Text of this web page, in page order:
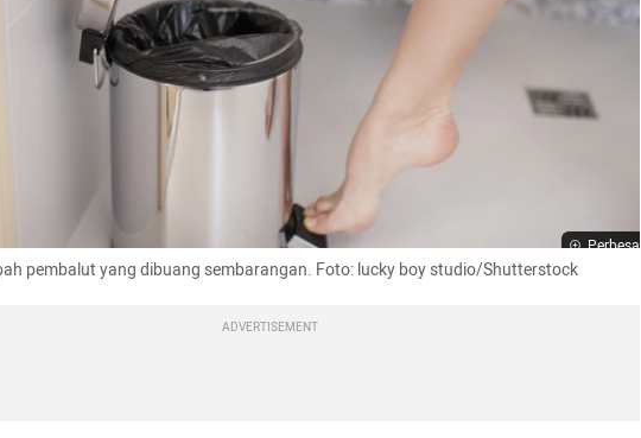
Perbesar
pembalut yang dibuang sembarangan. Foto: lucky boy studio/Shutterstock
ADVERTISEMENT